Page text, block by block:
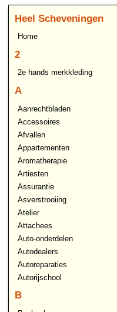
Heel Scheveningen
Home
2
2e hands merkkleding
A
Aanrechtbladen
Accessoires
Afvallen
Appartementen
Aromatherapie
Artiesten
Assurantie
Asverstrooiing
Atelier
Attachees
Auto-onderdelen
Autodealers
Autoreparaties
Autorijschool
B